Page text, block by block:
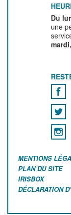
Du
une
MENTIONS
PLAN DU SITE
IRISBOX
DÉCLARATION